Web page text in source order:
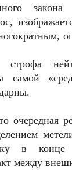
строфа
самой
очередная
в
между